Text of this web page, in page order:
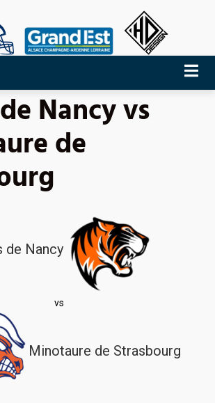
Nancy vs
de
de Nancy
vs
Minotaure de Strasbourg